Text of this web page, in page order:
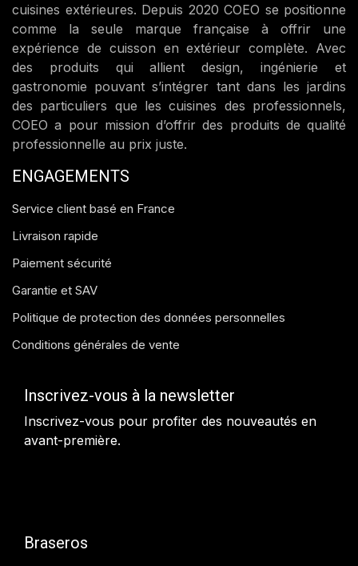
cuisines extérieures. Depuis 2020 COEO se positionne
comme la seule marque française à offrir une
expérience de cuisson en extérieur complète. Avec
des produits qui allient design, ingénierie et
gastronomie pouvant s’intégrer tant dans les jardins
des particuliers que les cuisines des professionnels,
COEO a pour mission d’offrir des produits de qualité
professionnelle au prix juste.
ENGAGEMENTS
Service client basé en France
Livraison rapide
Paiement sécurité
Garantie et SAV
Politique de protection des données personnelles
Conditions générales de vente
Inscrivez-vous à la newsletter
Inscrivez-vous pour profiter des nouveautés en
avant-première.
Braseros